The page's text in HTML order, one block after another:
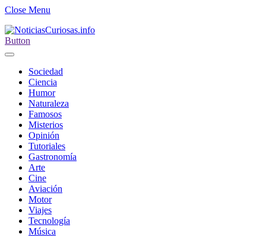
Close Menu
Button
Sociedad
Ciencia
Humor
Naturaleza
Famosos
Misterios
Opinión
Tutoriales
Gastronomía
Arte
Cine
Aviación
Motor
Viajes
Tecnología
Música